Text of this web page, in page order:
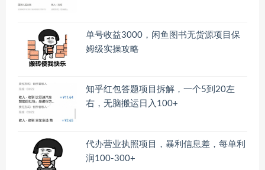
单号收益3000，闲鱼图书无货源项目保
姆级实操攻略
知乎红包答题项目拆解，一个5到20左
右，无脑搬运日入100+
代办营业执照项目，暴利信息差，每单利
润100-300+